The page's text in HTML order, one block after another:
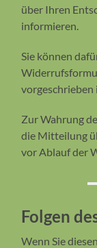
über Ihren
informieren.
Sie können
vorgeschrieben
Zur Wahrung
die Mitteilung
vor Ablauf der
Folgen
Wenn Sie